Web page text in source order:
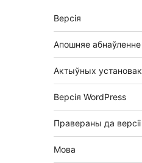
Мета
Версія
Апошняе абнаўленне
Актыўных установак
Версія WordPress
Правераны да версіі
Мова